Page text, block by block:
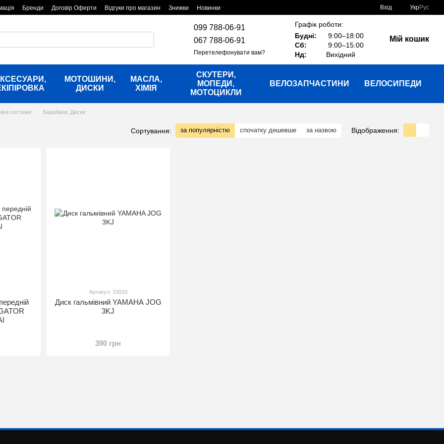
Бренди Договір Оферти Відгуки про магазин Знижки Новинки Вхід УкрРус
099 788-06-91
067 788-06-91
Перетелефонувати вам?
Графік роботи:
Будні:
9:00–18:00
Сб:
9:00–15:00
Нд:
Вихідний
Мій кошик
МОТОШИНИ,
ДИСКИ
МАСЛА,
ХІМІЯ
СКУТЕРИ,
МОПЕДИ,
МОТОЦИКЛИ
ВЕЛОЗАПЧАСТИНИ ВЕЛОСИПЕДИ
системи Барабани, Диски
Сортування: за популярністю спочатку дешевше за назвою Відображення:
Артикул: 33020
Диск гальмівний YAMAHA JOG
3KJ
390 грн